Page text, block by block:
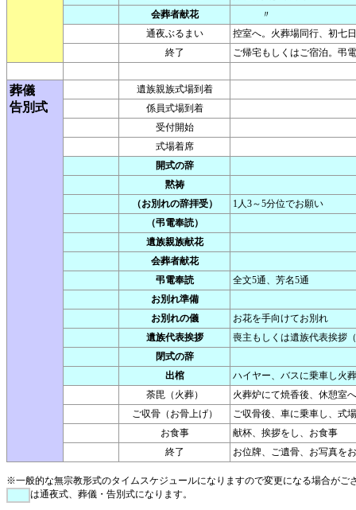
会葬者献花
〃
通夜ぶるまい
控室へ。火葬場同行、初七
終了
ご帰宅もしくはご宿泊。弔
葬儀
告別式
遺族親族式場到着
係員式場到着
受付開始
式場着席
開式の辞
黙祷
（お別れの辞拝受）
1人3～5分位でお願い
（弔電奉読）
遺族親族献花
会葬者献花
弔電奉読
全文5通、芳名5通
お別れ準備
お別れの儀
お花を手向けてお別れ
遺族代表挨拶
喪主もしくは遺族代表挨拶
閉式の辞
出棺
ハイヤー、バスに乗車し火
荼毘（火葬）
火葬炉にて焼香後、休憩室へ
ご収骨（お骨上げ）
ご収骨後、車に乗車し、式
お食事
献杯、挨拶をし、お食事
終了
お位牌、ご遺骨、お写真を
※一般的な無宗教形式のタイムスケジュールになりますので変更になる場合がご
は通夜式、葬儀・告別式になります。